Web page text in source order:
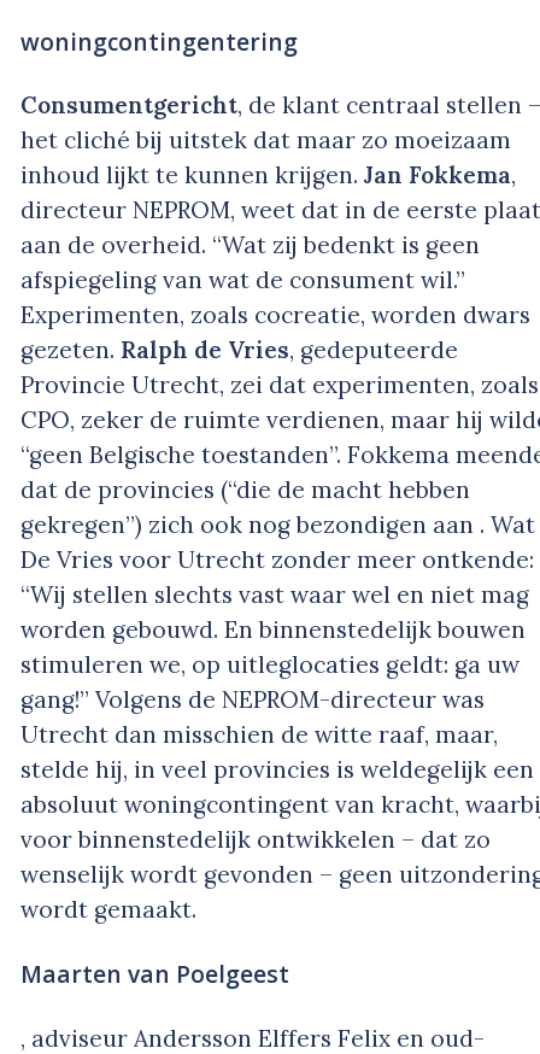
woningcontingentering
Consumentgericht, de klant centraal stellen –
het cliché bij uitstek dat maar zo moeizaam
inhoud lijkt te kunnen krijgen. Jan Fokkema,
directeur NEPROM, weet dat in de eerste
aan de overheid. “Wat zij bedenkt is geen
afspiegeling van wat de consument wil.”
Experimenten, zoals cocreatie, worden dwars
gezeten. Ralph de Vries, gedeputeerde
Provincie Utrecht, zei dat experimenten, zoals
CPO, zeker de ruimte verdienen, maar hij
“geen Belgische toestanden”. Fokkema
dat de provincies (“die de macht hebben
gekregen”) zich ook nog bezondigen aan . Wat
De Vries voor Utrecht zonder meer ontkende:
“Wij stellen slechts vast waar wel en niet mag
worden gebouwd. En binnenstedelijk bouwen
stimuleren we, op uitleglocaties geldt: ga uw
gang!” Volgens de NEPROM-directeur was
Utrecht dan misschien de witte raaf, maar,
stelde hij, in veel provincies is weldegelijk een
absoluut woningcontingent van kracht,
voor binnenstedelijk ontwikkelen – dat zo
wenselijk wordt gevonden – geen
wordt gemaakt.
Maarten van Poelgeest
, adviseur Andersson Elffers Felix en oud-